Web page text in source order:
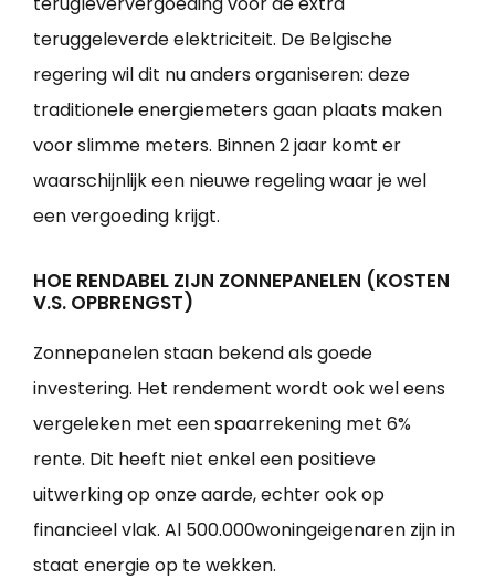
teruggeleverde elektriciteit. De Belgische
regering wil dit nu anders organiseren: deze
traditionele energiemeters gaan plaats maken
voor slimme meters. Binnen 2 jaar komt er
waarschijnlijk een nieuwe regeling waar je wel
een vergoeding krijgt.
HOE RENDABEL ZIJN ZONNEPANELEN (KOSTEN
V.S. OPBRENGST)
Zonnepanelen staan bekend als goede
investering. Het rendement wordt ook wel eens
vergeleken met een spaarrekening met 6%
rente. Dit heeft niet enkel een positieve
uitwerking op onze aarde, echter ook op
financieel vlak. Al 500.000woningeigenaren zijn in
staat energie op te wekken.